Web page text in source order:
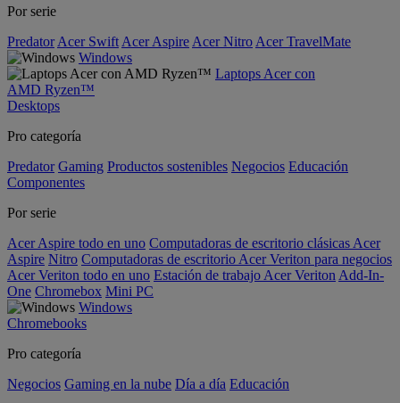
Por serie
Predator Acer Swift Acer Aspire Acer Nitro Acer TravelMate
Windows
Laptops Acer con
AMD Ryzen™
Desktops
Pro categoría
Predator Gaming Productos sostenibles Negocios Educación
Componentes
Por serie
Acer Aspire todo en uno Computadoras de escritorio clásicas Acer
Aspire Nitro Computadoras de escritorio Acer Veriton para negocios
Acer Veriton todo en uno Estación de trabajo Acer Veriton Add-In-
One Chromebox Mini PC
Windows
Chromebooks
Pro categoría
Negocios Gaming en la nube Día a día Educación